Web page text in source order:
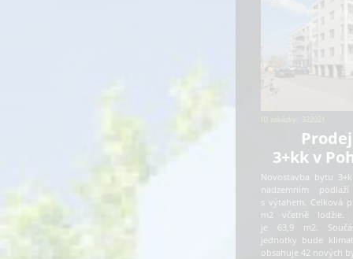
ID zakázky: 322021
3+kk v
Novostavba bytu
nadzemním
s výtahem. Celková
m2 včetně lodžie.
je 63,9 m2.
jednotky bude
obsahuje 42 nových